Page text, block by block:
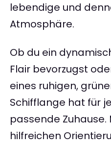
lebendige und
Atmosphäre.
Ob du ein
Flair bevorzugst
eines ruhigen,
Schifflange hat für
passende Zuhause.
hilfreichen